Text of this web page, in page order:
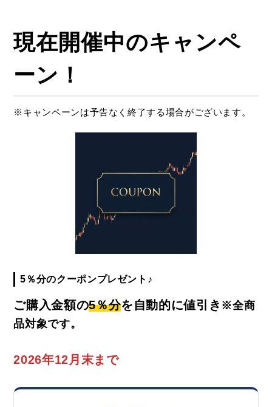
現在開催中のキャンペ
ーン ！
※キャンペーンは予告なく終了する場合がございます。
5％分のクーポンプレゼント♪
ご購入金額の5％分を自動的に値引き ※全商
品対象です。
2026年12月末まで